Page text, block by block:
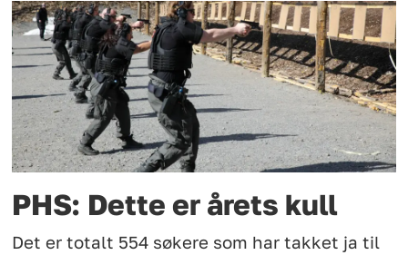
PHS: Dette er årets kull
Det er totalt 554 søkere som har takket ja til